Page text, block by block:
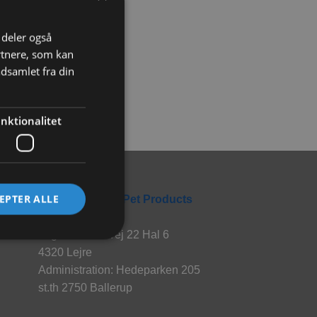
Rabbitpet
En del af World Pet Products
Lager: Hvalsøvej 22 Hal 6
4320 Lejre
Administration: Hedeparken 205
st.th 2750 Ballerup
også
som kan
fra din
ALLE